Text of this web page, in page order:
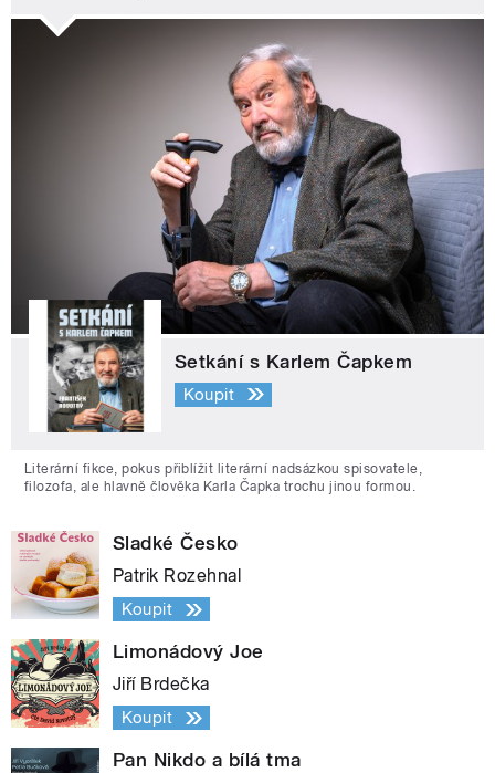
Setkání s Karlem Čapkem
Koupit
Literární fikce, pokus přiblížit literární nadsázkou spisovatele,
filozofa, ale hlavně člověka Karla Čapka trochu jinou formou.
Sladké Česko
Patrik Rozehnal
Koupit
Limonádový Joe
Jiří Brdečka
Koupit
Pan Nikdo a bílá tma